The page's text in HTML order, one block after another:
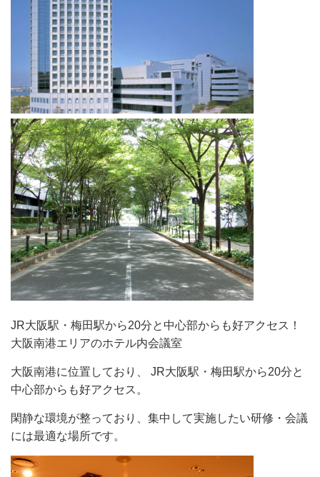
JR大阪駅・梅田駅から20分と中心部からも好アクセス！
大阪南港エリアのホテル内会議室
大阪南港に位置しており、 JR大阪駅・梅田駅から20分と
中心部からも好アクセス。
閑静な環境が整っており、集中して実施したい研修・会議
には最適な場所です。